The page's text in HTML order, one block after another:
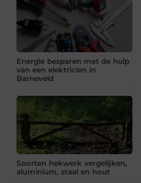
Energie besparen met de hulp
van een elektricien in
Barneveld
Soorten hekwerk vergelijken,
aluminium, staal en hout